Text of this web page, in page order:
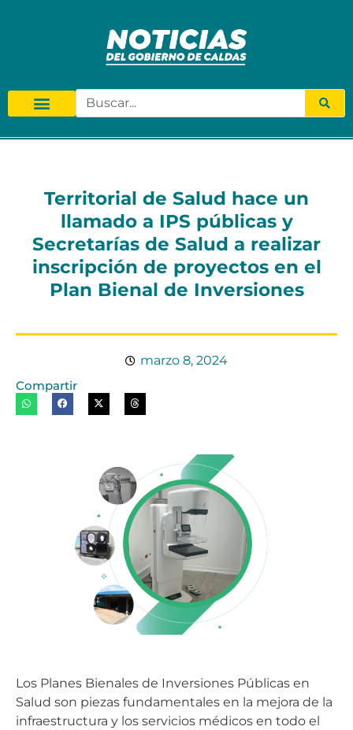
Territorial de Salud hace un
llamado a IPS públicas y
Secretarías de Salud a realizar
inscripción de proyectos en el
Plan Bienal de Inversiones
marzo 8, 2024
Compartir
Los Planes Bienales de Inversiones Públicas en
Salud son piezas fundamentales en la mejora de la
infraestructura y los servicios médicos en todo el